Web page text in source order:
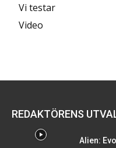
Vi testar
Video
REDAKTÖRENS
Alien: